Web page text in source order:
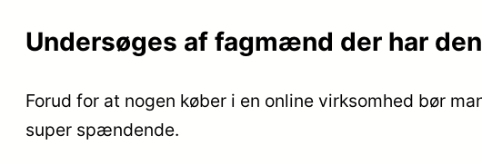
Undersøges af fagmænd der har
Forud for at nogen køber i en online virksomhed bør
super spændende.